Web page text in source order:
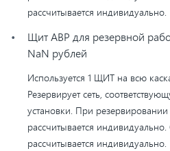
рассчитывается индивидуально.
Щит АВР для резервной
NaN рублей
Используется 1 ЩИТ на всю
Резервирует сеть,
установки. При
рассчитывается
рассчитывается индивидуально.